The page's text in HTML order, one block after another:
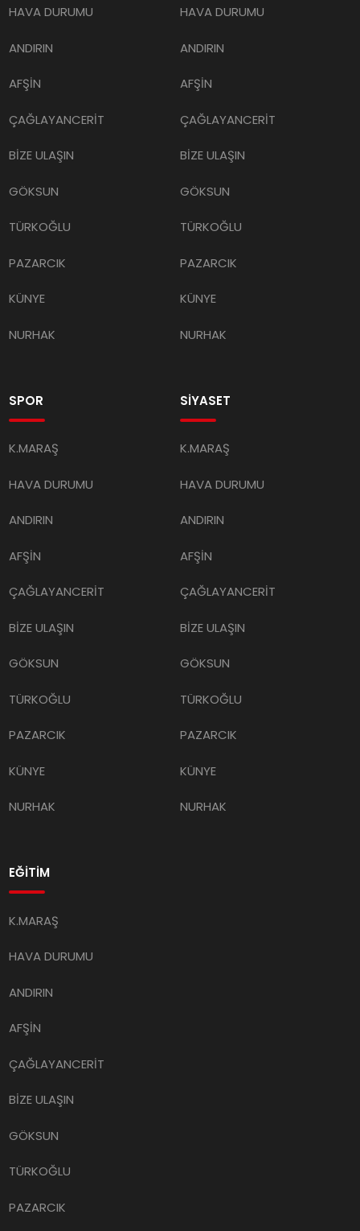
HAVA DURUMU
ANDIRIN
AFŞİN
ÇAĞLAYANCERİT
BİZE ULAŞIN
GÖKSUN
TÜRKOĞLU
PAZARCIK
KÜNYE
NURHAK
HAVA DURUMU
ANDIRIN
AFŞİN
ÇAĞLAYANCERİT
BİZE ULAŞIN
GÖKSUN
TÜRKOĞLU
PAZARCIK
KÜNYE
NURHAK
SPOR
K.MARAŞ
HAVA DURUMU
ANDIRIN
AFŞİN
ÇAĞLAYANCERİT
BİZE ULAŞIN
GÖKSUN
TÜRKOĞLU
PAZARCIK
KÜNYE
NURHAK
SİYASET
K.MARAŞ
HAVA DURUMU
ANDIRIN
AFŞİN
ÇAĞLAYANCERİT
BİZE ULAŞIN
GÖKSUN
TÜRKOĞLU
PAZARCIK
KÜNYE
NURHAK
EĞİTİM
K.MARAŞ
HAVA DURUMU
ANDIRIN
AFŞİN
ÇAĞLAYANCERİT
BİZE ULAŞIN
GÖKSUN
TÜRKOĞLU
PAZARCIK